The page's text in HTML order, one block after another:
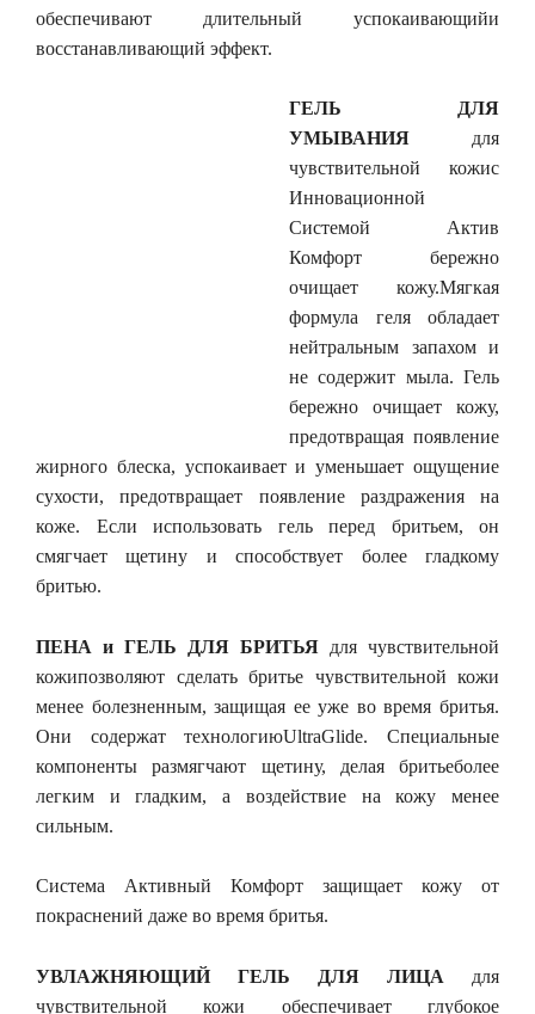
обеспечивают длительный успокаивающийи
восстанавливающий эффект.
ГЕЛЬ ДЛЯ
УМЫВАНИЯ для
чувствительной кожис
Инновационной
Системой Актив
Комфорт бережно
очищает кожу.Мягкая
формула геля обладает
нейтральным запахом и
не содержит мыла. Гель
бережно очищает кожу,
предотвращая появление
жирного блеска, успокаивает и уменьшает ощущение
сухости, предотвращает появление раздражения на
коже. Если использовать гель перед бритьем, он
смягчает щетину и способствует более гладкому
бритью.
ПЕНА и ГЕЛЬ ДЛЯ БРИТЬЯ для чувствительной
кожипозволяют сделать бритье чувствительной кожи
менее болезненным, защищая ее уже во время бритья.
Они содержат технологиюUltraGlide. Специальные
компоненты размягчают щетину, делая бритьеболее
легким и гладким, а воздействие на кожу менее
сильным.
Система Активный Комфорт защищает кожу от
покраснений даже во время бритья.
УВЛАЖНЯЮЩИЙ ГЕЛЬ ДЛЯ ЛИЦА для
чувствительной кожи обеспечивает глубокое